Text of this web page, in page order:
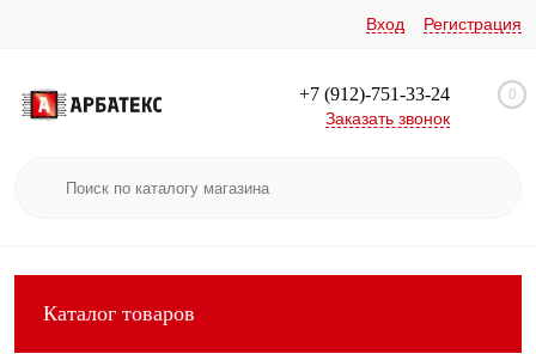
Вход Регистрация
+7 (912)-751-33-24
Заказать звонок
0
Каталог товаров